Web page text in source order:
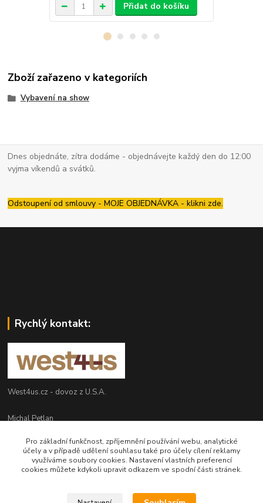
Přidat do košíku
Zboží zařazeno v kategoriích
Vybavení na show
Dnes objednáte, zítra dodáme - objednávejte každý den do 12:00
vyjma víkendů a svátků.
Odstoupení od smlouvy - MOJE OBJEDNÁVKA - klikni zde.
Rychlý kontakt:
West4us.cz - dovoz z U.S.A.
Michal Petlan
(Po-Pá, 9-16h)
info@west4us.cz
Pro základní funkčnost, zpříjemnění používání webu, analytické
účely a v případě udělení souhlasu také pro účely cílení reklamy
využíváme soubory cookies. Nastavení vlastních preferencí
cookies můžete kdykoli upravit odkazem ve spodní části stránek.